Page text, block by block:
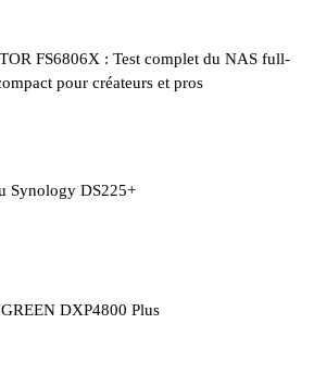
FS6806X : Test complet du NAS full-
pour créateurs et pros
Synology DS225+
DXP4800 Plus